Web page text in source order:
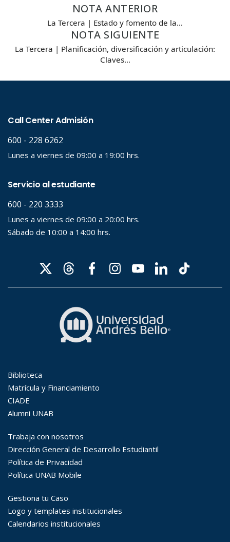
NOTA ANTERIOR
La Tercera | Estado y fomento de la…
NOTA SIGUIENTE
La Tercera | Planificación, diversificación y articulación:
Claves…
Palabra clave